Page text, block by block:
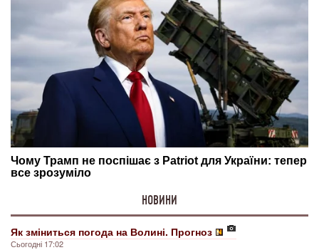
НОВИНИ
Як зміниться погода на Волині. Прогноз
Сьогодні 17:02